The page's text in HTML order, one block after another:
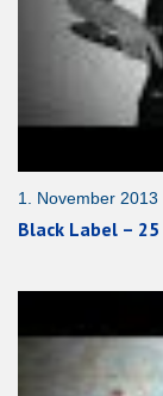
1. November
Black Label –